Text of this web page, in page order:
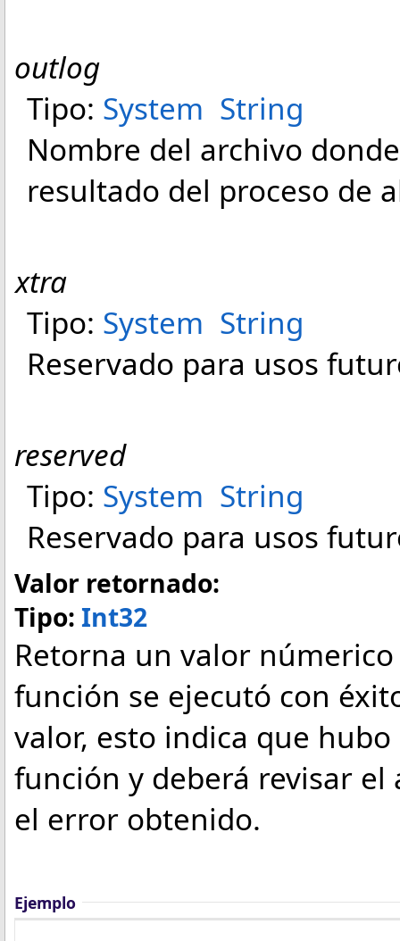
outlog
Tipo: System String
Nombre del archivo
resultado del proceso de
xtra
Tipo: System String
Reservado para usos
reserved
Tipo: System String
Reservado para usos
Valor retornado:
Tipo: Int32
Retorna un valor
función se ejecutó con
valor, esto indica que
función y deberá revisar
el error obtenido.
Ejemplo